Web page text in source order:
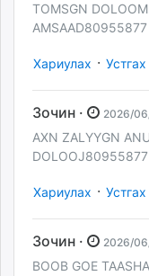
TOMSGN
AMSAAD80955877
Хариулах · Устгах
Зочин · 2026/
AXN ZALYYGN
DOLOOJ80955877
Хариулах · Устгах
Зочин · 2026/
BOOB GOE